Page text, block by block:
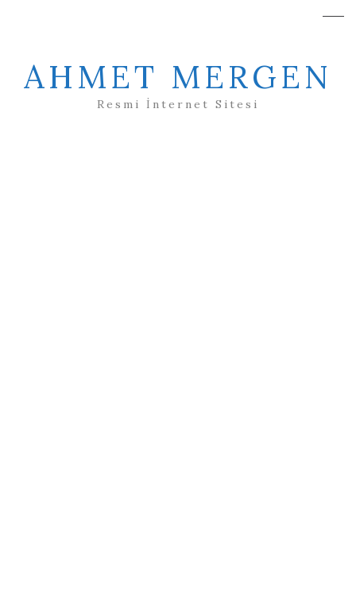
AHMET MERGEN
Resmi İnternet Sitesi